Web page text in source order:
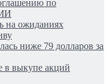
по
на ожиданиях
ниже 79 долларов за
в выкупе акций